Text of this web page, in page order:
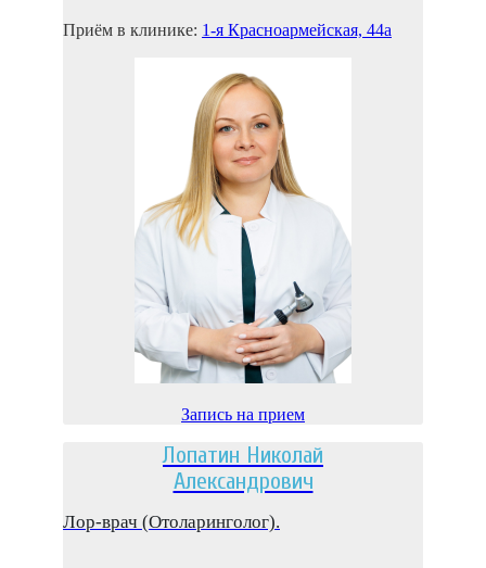
Приём в клинике: 1-я Красноармейская, 44а
Запись на прием
Лопатин Николай
Александрович
Лор-врач (Отоларинголог).